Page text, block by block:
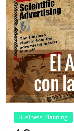
แห่ง
ประเ
รวม
ธุรกิจ
Business Planning